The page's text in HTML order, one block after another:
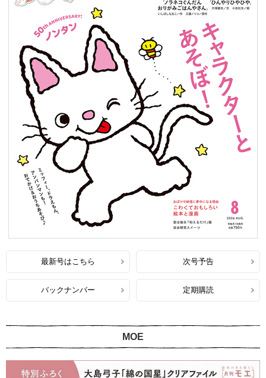
最新号はこちら 次号予告
バックナンバー 定期購読
MOE